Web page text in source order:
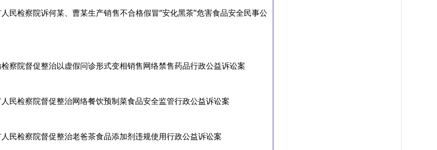
民检察院诉何某、曹某生产销售不合格假冒“安化黑茶”危害食品安全民事公
察院督促整治以虚假问诊形式变相销售网络禁售药品行政公益诉讼案
民检察院督促整治网络餐饮预制菜食品安全监管行政公益诉讼案
民检察院督促整治老爸茶食品添加剂违规使用行政公益诉讼案